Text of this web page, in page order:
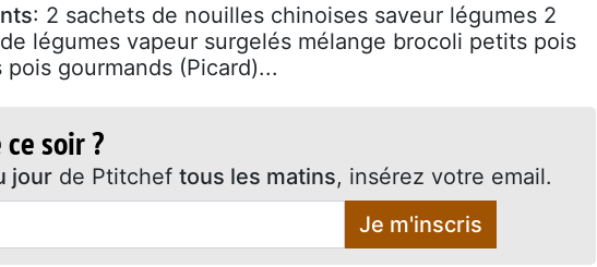
: 2 sachets de nouilles chinoises saveur légumes 2
légumes vapeur surgelés mélange brocoli petits pois
pois gourmands (Picard)...
soir ?
jour de Ptitchef tous les matins, insérez votre email.
Je m'inscris